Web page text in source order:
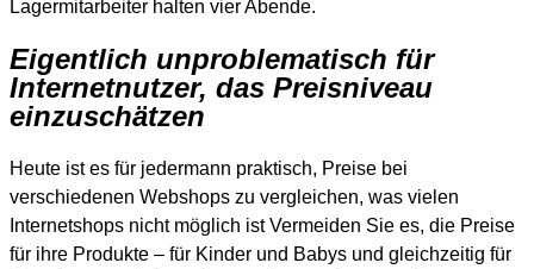
Lagermitarbeiter halten vier Abende.
Eigentlich unproblematisch für
Internetnutzer, das Preisniveau
einzuschätzen
Heute ist es für jedermann praktisch, Preise bei
verschiedenen Webshops zu vergleichen, was vielen
Internetshops nicht möglich ist Vermeiden Sie es, die Preise
für ihre Produkte – für Kinder und Babys und gleichzeitig für